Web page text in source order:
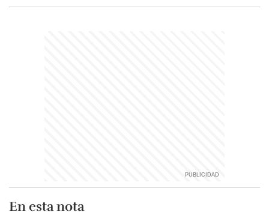
En esta nota